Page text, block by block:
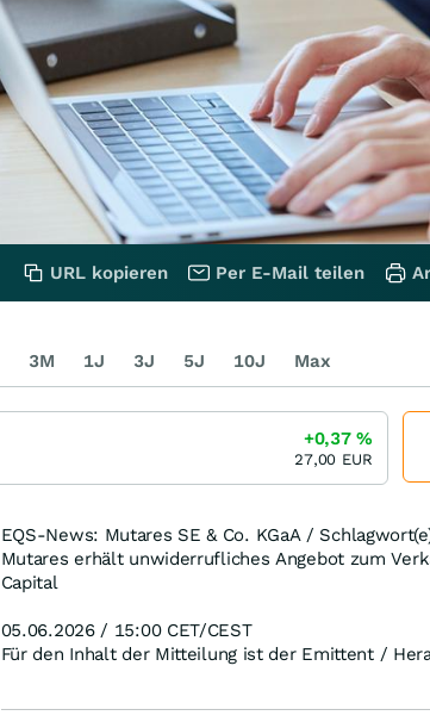
EQS-News: Mutares SE & Co. KGaA /
Mutares erhält unwiderrufliches Angebot zum
Capital
05.06.2026 / 15:00 CET/CEST
Für den Inhalt der Mitteilung ist der Emittent /
URL kopieren Per E-Mail teilen
3M 1J 3J 5J 10J Max
+0,37%
27,00 EUR